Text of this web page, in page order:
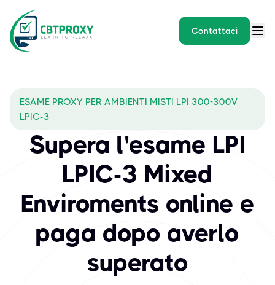
Contattaci
ESAME PROXY PER AMBIENTI MISTI LPI 300-300V
LPIC-3
Supera l'esame LPI
LPIC-3 Mixed
Enviroments online e
paga dopo averlo
superato